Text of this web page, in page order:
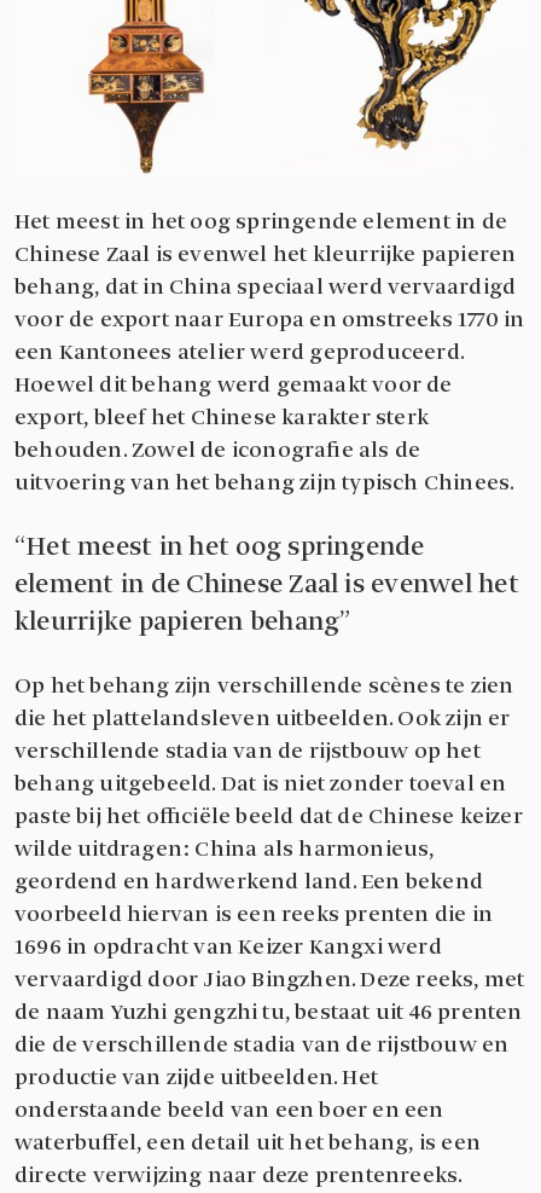
Het meest in het oog springende element in de
Chinese Zaal is evenwel het kleurrijke papieren
behang, dat in China speciaal werd vervaardigd
voor de export naar Europa en omstreeks 1770 in
een Kantonees atelier werd geproduceerd.
Hoewel dit behang werd gemaakt voor de
export, bleef het Chinese karakter sterk
behouden. Zowel de iconografie als de
uitvoering van het behang zijn typisch Chinees.
Het meest in het oog springende
element in de Chinese Zaal is evenwel het
kleurrijke papieren behang
Op het behang zijn verschillende scènes te zien
die het plattelandsleven uitbeelden. Ook zijn er
verschillende stadia van de rijstbouw op het
behang uitgebeeld. Dat is niet zonder toeval en
paste bij het officiële beeld dat de Chinese keizer
wilde uitdragen: China als harmonieus,
geordend en hardwerkend land. Een bekend
voorbeeld hiervan is een reeks prenten die in
1696 in opdracht van Keizer Kangxi werd
vervaardigd door Jiao Bingzhen. Deze reeks, met
de naam Yuzhi gengzhi tu, bestaat uit 46 prenten
die de verschillende stadia van de rijstbouw en
productie van zijde uitbeelden. Het
onderstaande beeld van een boer en een
waterbuffel, een detail uit het behang, is een
directe verwijzing naar deze prentenreeks.